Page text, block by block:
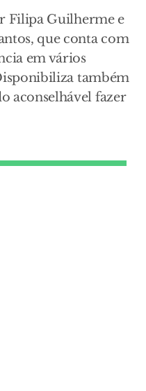
Filipa Guilherme e
que conta com
em vários
também
aconselhável fazer